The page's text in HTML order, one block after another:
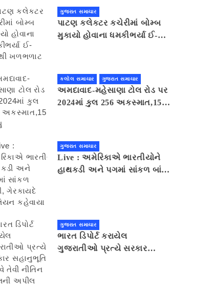
ગુજરાત સમાચાર
પાટણ કલેકટર કચેરીમાં બોમ્બ
મુકાયો હોવાના ધમકીભર્યા ઈ-
કલોલ સમાચાર ગુજરાત સમાચાર
અમદાવાદ-મહેસાણા ટોલ રોડ પર
2024માં કુલ 256 અકસ્માત,15
ગુજરાત સમાચાર
Live : અમેરિકાએ ભારતીયોને
હાથકડી અને પગમાં સાંકળ બાંધી,
ગુજરાત સમાચાર
ભારત ડિપોર્ટ કરાયેલ
ગુજરાતીઓ પ્રત્યે સરકાર